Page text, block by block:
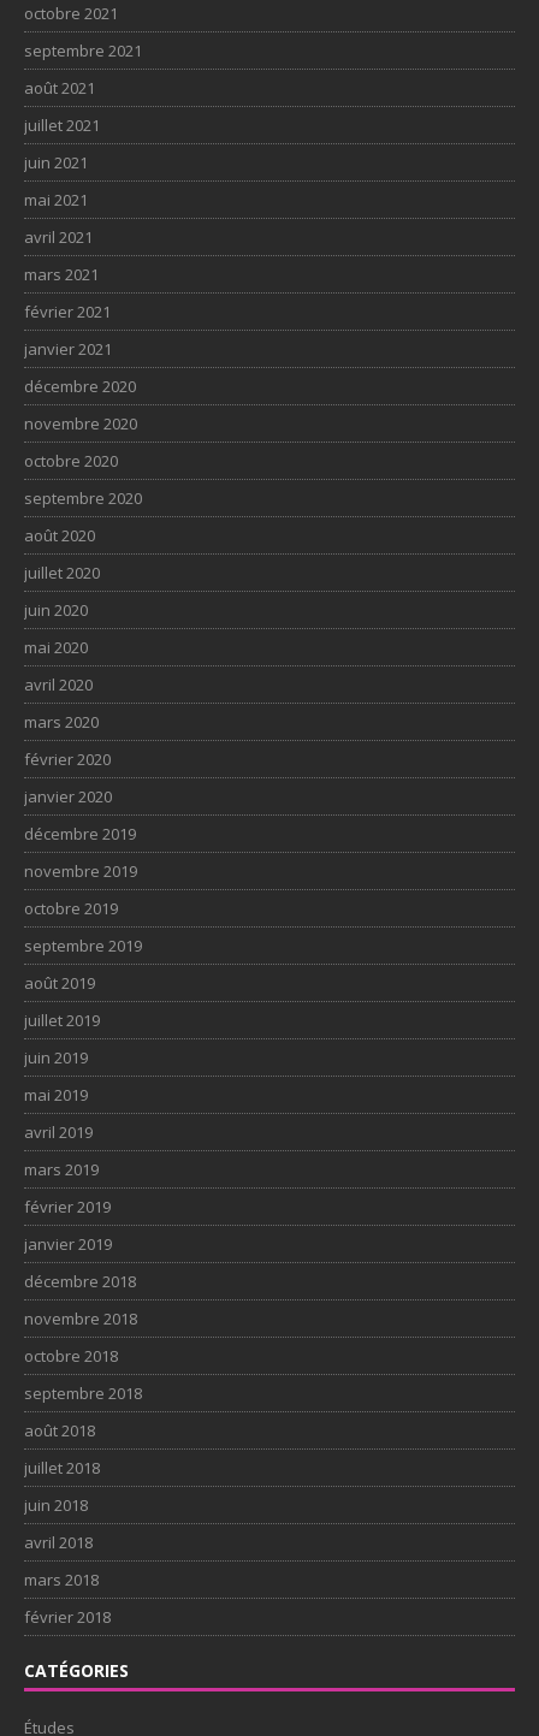
octobre 2021
septembre 2021
août 2021
juillet 2021
juin 2021
mai 2021
avril 2021
mars 2021
février 2021
janvier 2021
décembre 2020
novembre 2020
octobre 2020
septembre 2020
août 2020
juillet 2020
juin 2020
mai 2020
avril 2020
mars 2020
février 2020
janvier 2020
décembre 2019
novembre 2019
octobre 2019
septembre 2019
août 2019
juillet 2019
juin 2019
mai 2019
avril 2019
mars 2019
février 2019
janvier 2019
décembre 2018
novembre 2018
octobre 2018
septembre 2018
août 2018
juillet 2018
juin 2018
avril 2018
mars 2018
février 2018
CATÉGORIES
Études